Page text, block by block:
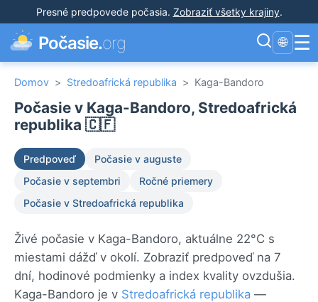
Presné predpovede počasia. Zobraziť všetky krajiny.
Počasie.org 🌐 ☰
Domov > Stredoafrická republika > Kaga-Bandoro
Počasie v Kaga-Bandoro, Stredoafrická
republika 🇨🇫
Predpoveď
Počasie v auguste
Počasie v septembri
Ročné priemery
Počasie v Stredoafrická republika
Živé počasie v Kaga-Bandoro, aktuálne 22°C s
miestami dážď v okolí. Zobraziť predpoveď na 7
dní, hodinové podmienky a index kvality ovzdušia.
Kaga-Bandoro je v Stredoafrická republika —